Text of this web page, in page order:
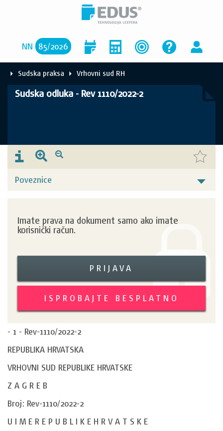
NN 85/2026
Sudska praksa Vrhovni sud RH
Sudska odluka - Rev 1110/2022-2
Poveznice
Imate prava na dokument samo ako imate
korisnički račun.
PRIJAVA
ISPROBAJTE BESPLATNO
- 1 - Rev-1110/2022-2
REPUBLIKA HRVATSKA
VRHOVNI SUD REPUBLIKE HRVATSKE
Z A G R E B
Broj: Rev-1110/2022-2
U I M E R E P U B L I K E H R V A T S K E